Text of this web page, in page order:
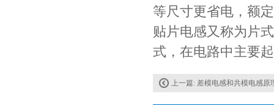
等尺寸更省电，额
贴片电感又称为片
式，在电路中主要
上一篇: 差模电感和共模电感原理及